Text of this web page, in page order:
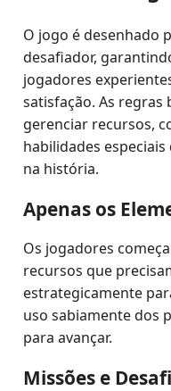
O jogo é desenhado
desafiador,
jogadores
satisfação. As
gerenciar recursos,
habilidades
na história.
Apenas os
Os jogadores
recursos que
estrategicamente
uso sabiamente dos
para avançar.
Missões e